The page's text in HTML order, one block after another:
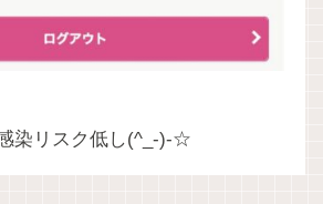
染リスク低し(^_-)-☆